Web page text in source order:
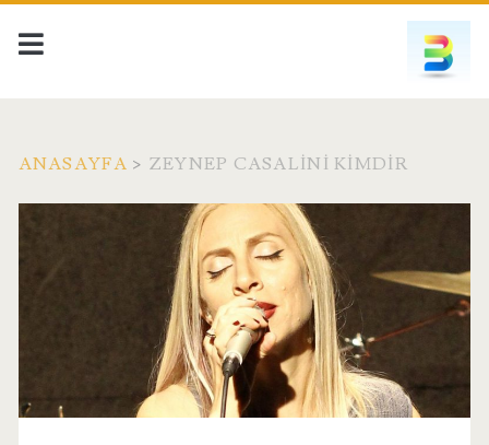
ANASAYFA > ZEYNEP CASALINI KIMDIR
Etiket:
<span>Zeynep
Casalini
Kimdir</span>